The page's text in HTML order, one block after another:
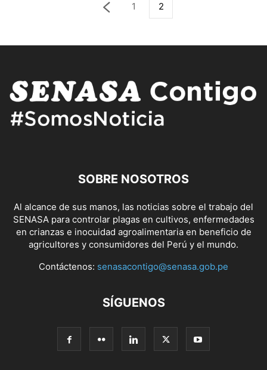
1 2
SOBRE NOSOTROS
Al alcance de sus manos, las noticias sobre el trabajo del
SENASA para controlar plagas en cultivos, enfermedades
en crianzas e inocuidad agroalimentaria en beneficio de
agricultores y consumidores del Perú y el mundo.
Contáctenos: senasacontigo@senasa.gob.pe
SÍGUENOS